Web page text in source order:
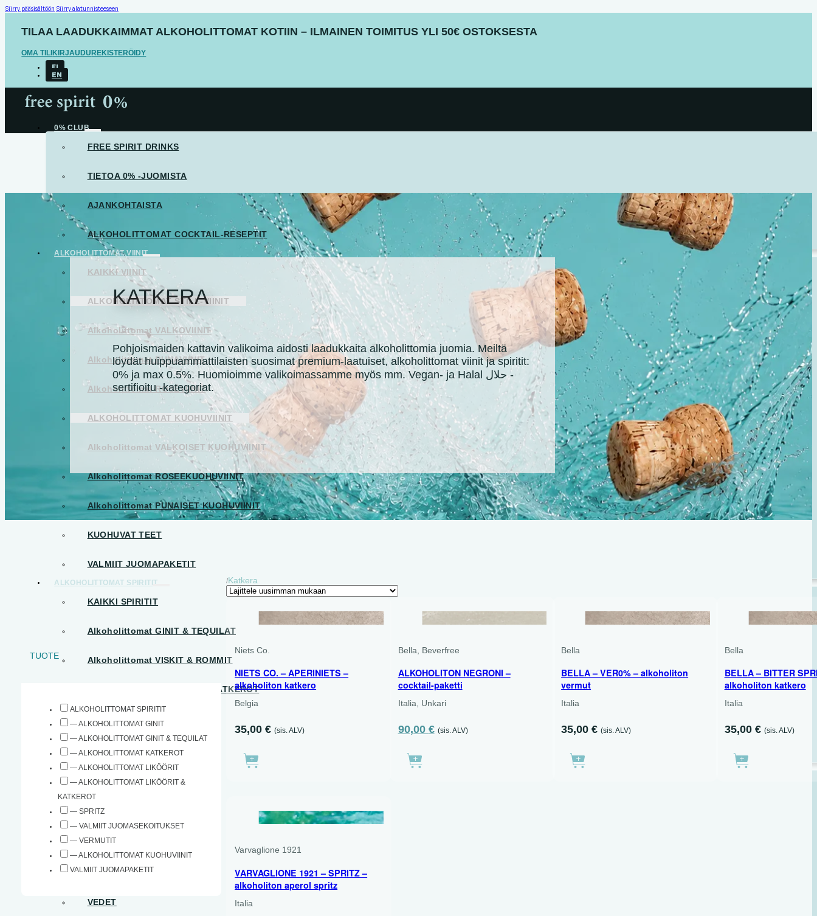
Siirry pääsisältöön Siirry alatunnisteeseen
TILAA LAADUKKAIMMAT ALKOHOLITTOMAT KOTIIN – ILMAINEN TOIMITUS YLI 50€ OSTOKSESTA
OMA TILI KIRJAUDU REKISTERÖIDY
FI
EN
0% CLUB
FREE SPIRIT DRINKS
TIETOA 0% -JUOMISTA
AJANKOHTAISTA
ALKOHOLITTOMAT COCKTAIL-RESEPTIT
ALKOHOLITTOMAT VIINIT
KAIKKI VIINIT
ALKOHOLITTOMAT STILL-VIINIT
Alkoholittomat VALKOVIINIT
Alkoholittomat PUNAVIINIT
Alkoholittomat ROSÉVIINIT
ALKOHOLITTOMAT KUOHUVIINIT
Alkoholittomat VALKOISET KUOHUVIINIT
Alkoholittomat ROSEEKUOHUVIINIT
Alkoholittomat PUNAISET KUOHUVIINIT
KUOHUVAT TEET
VALMIIT JUOMAPAKETIT
ALKOHOLITTOMAT SPIRITIT
KAIKKI SPIRITIT
Alkoholittomat GINIT & TEQUILAT
Alkoholittomat VISKIT & ROMMIT
Alkoholittomat LIKÖÖRIT & KATKEROT
MUUT
HALAL حلال
KUOHUVAT TEET
VALMIIT JUOMASEKOITUKSET
VALMIIT JUOMAPAKETIT
VEDET
KATKERA
Pohjoismaiden kattavin valikoima aidosti laadukkaita alkoholittomia juomia. Meiltä
löydät huippuammattilaisten suosimat premium-laatuiset, alkoholittomat viinit ja spiritit:
0% ja max 0.5%. Huomioimme valikoimassamme myös mm. Vegan- ja Halal حلال -
sertifioitu -kategoriat.
TUOTE
ALKOHOLITTOMAT SPIRITIT
— ALKOHOLITTOMAT GINIT
— ALKOHOLITTOMAT GINIT & TEQUILAT
— ALKOHOLITTOMAT KATKEROT
— ALKOHOLITTOMAT LIKÖÖRIT
— ALKOHOLITTOMAT LIKÖÖRIT &
KATKEROT
— SPRITZ
— VALMIIT JUOMASEKOITUKSET
— VERMUTIT
— ALKOHOLITTOMAT KUOHUVIINIT
VALMIIT JUOMAPAKETIT
/Katkera
Niets Co.
NIETS CO. – APERINIETS –
alkoholiton katkero
Belgia
35,00€ (sis. ALV)
Bella, Beverfree
ALKOHOLITON NEGRONI –
cocktail-paketti
Italia, Unkari
Alkuperäinen
oli:
105,00 €.
90,00 €Nykyinen
(sis. ALV)
Bella
BELLA – VER0% – alkoholiton
vermut
Italia
35,00€ (sis. ALV)
Bella
BELLA – BITTER
alkoholiton katkero
Italia
35,00 € (sis. ALV)
Varvaglione 1921
VARVAGLIONE 1921 – SPRITZ –
alkoholiton aperol spritz
Italia